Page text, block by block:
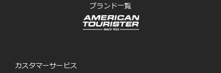
ブランド一覧
カスタマーサービス